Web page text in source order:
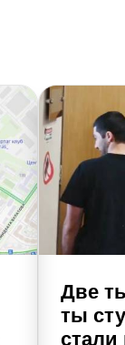
Две
ты
стали